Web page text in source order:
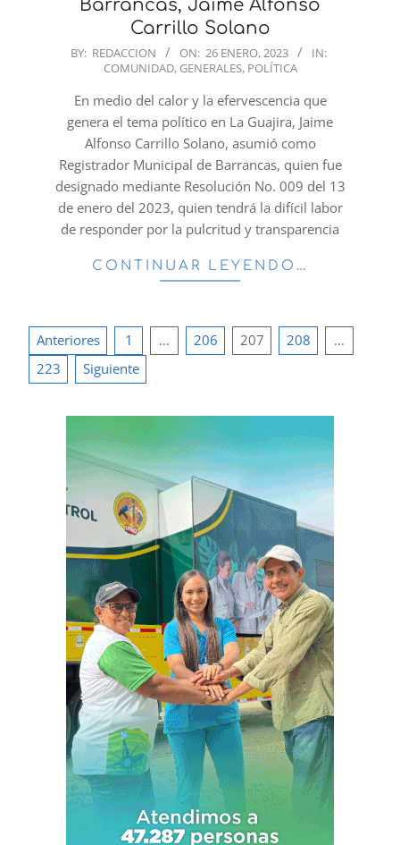
Barrancas, Jaime Alfonso
Carrillo Solano
2023-
BY: REDACCION ON: 26 ENERO, 2023
IN:
COMUNIDAD, GENERALES, POLÍTICA
En medio del calor y la efervescencia que
genera el tema político en La Guajira, Jaime
Alfonso Carrillo Solano, asumió como
Registrador Municipal de Barrancas, quien fue
designado mediante Resolución No. 009 del 13
de enero del 2023, quien tendrá la difícil labor
de responder por la pulcritud y transparencia
CONTINUAR LEYENDO…
Paginación
de
Anteriores 1 … 206 207 208
…
223
Siguiente